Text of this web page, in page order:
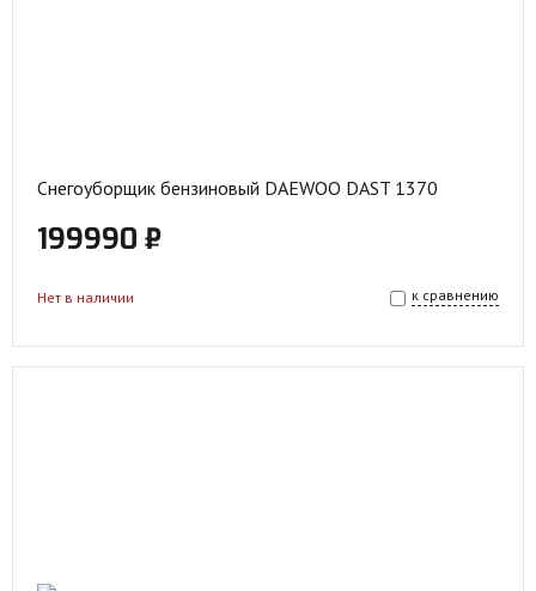
Снегоуборщик бензиновый DAEWOO DAST 1370
199990 ₽
к сравнению
Нет в наличии